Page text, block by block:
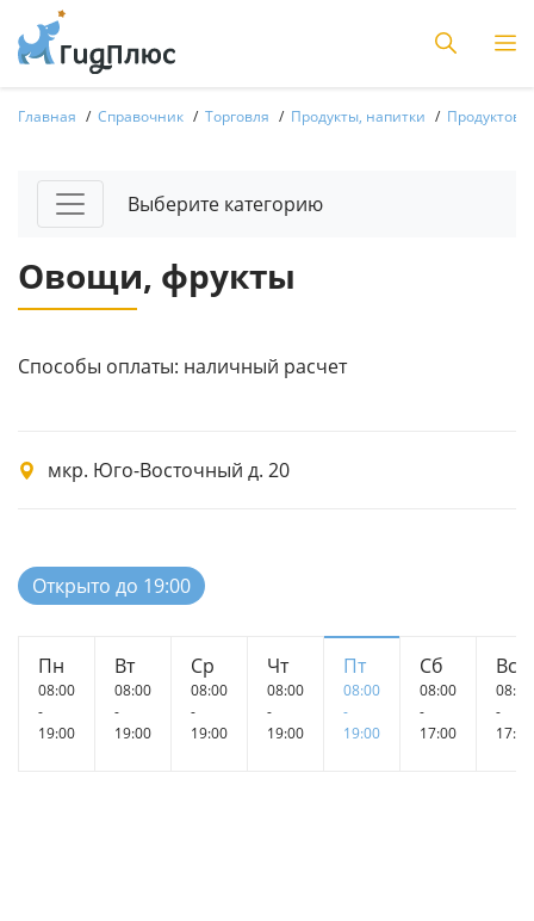
Главная Справочник Торговля Продукты, напитки
Выберите категорию
Овощи, фрукты
Способы оплаты: наличный расчет
мкр. Юго-Восточный д. 20
Открыто до 19:00
Пн
08:00
-
19:00
Вт
08:00
-
19:00
Ср
08:00
-
19:00
Чт
08:00
-
19:00
Пт
08:00
-
19:00
Сб
08:00
-
17:00
Вс
08:00
-
17:00